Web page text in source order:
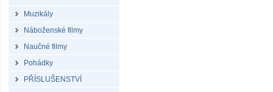
Muzikály
Náboženské filmy
Naučné filmy
Pohádky
PŘÍSLUŠENSTVÍ